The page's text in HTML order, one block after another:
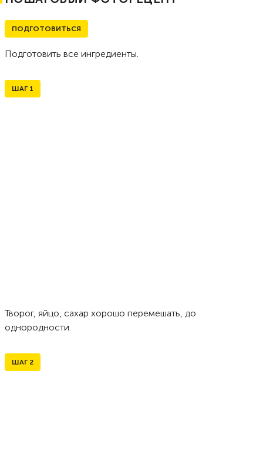
ПОДГОТОВИТЬСЯ
Подготовить все ингредиенты.
ШАГ 1
Творог, яйцо, сахар хорошо перемешать, до
однородности.
ШАГ 2